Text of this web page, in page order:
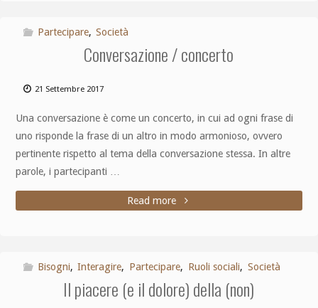
Partecipare, Società
Conversazione / concerto
21 Settembre 2017
Una conversazione è come un concerto, in cui ad ogni frase di
uno risponde la frase di un altro in modo armonioso, ovvero
pertinente rispetto al tema della conversazione stessa. In altre
parole, i partecipanti …
Read more
Bisogni, Interagire, Partecipare, Ruoli sociali, Società
Il piacere (e il dolore) della (non)